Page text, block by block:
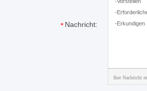
Nachricht:
Ihre Nachricht